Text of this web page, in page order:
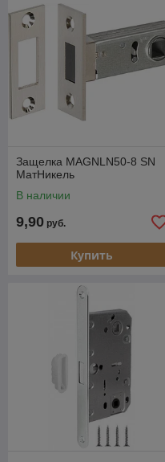
Защелка MAGNLN50-8 SN
МатНикель
В наличии
9,90 руб.
Купить